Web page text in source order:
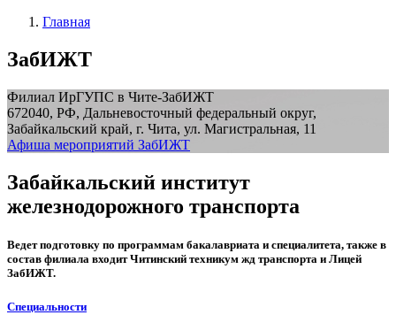
Главная
ЗабИЖТ
Филиал ИрГУПС в Чите-ЗабИЖТ
672040, РФ, Дальневосточный федеральный округ,
Забайкальский край, г. Чита, ул. Магистральная, 11
Афиша мероприятий ЗабИЖТ
Забайкальский институт
железнодорожного транспорта
Ведет подготовку по программам бакалавриата и специалитета, также в
состав филиала входит Читинский техникум жд транспорта и Лицей
ЗабИЖТ.
Специальности